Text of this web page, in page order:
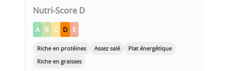
Nutri-Score D
A B C D E
Riche en protéines Assez salé
Plat énergétique
Riche en graisses